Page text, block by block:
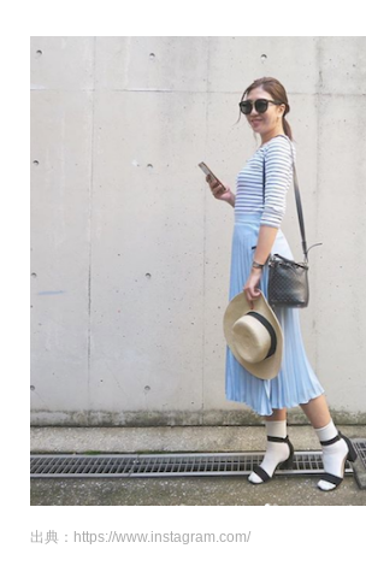
出典：https://www.instagram.com/